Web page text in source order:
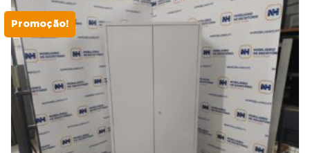
Promoção!